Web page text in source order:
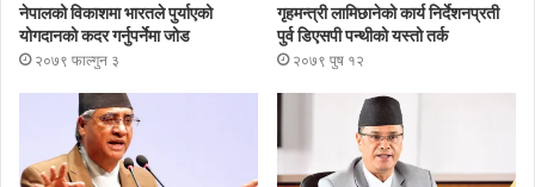
नेपालको विकाशमा भारतले पुर्याएको
योगदानको कदर गर्नुपर्नेमा जोड
२०७९ फाल्गुन ३
गृहमन्त्री लामिछानेको कार्य निर्देशनप्रती
पुर्व डिएसपी पन्थीको यस्तो तर्क
२०७९ पुष १२